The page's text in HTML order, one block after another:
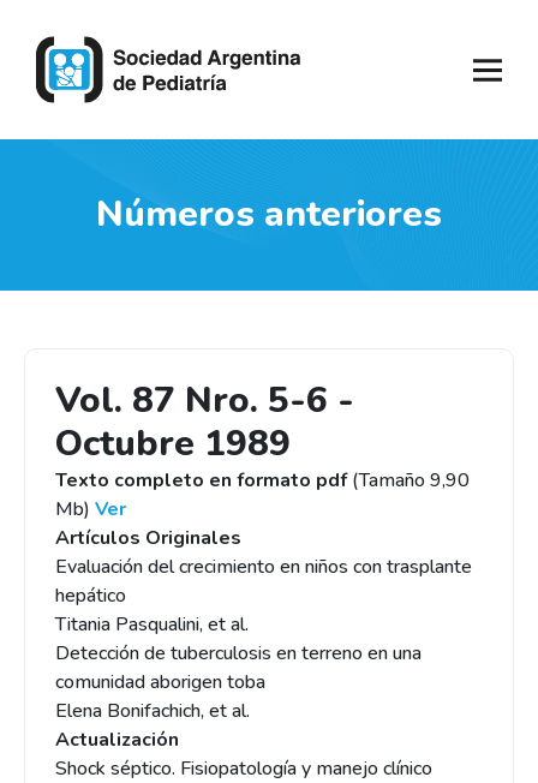
Números anteriores
Vol. 87 Nro. 5-6 -
Octubre 1989
Texto completo en formato pdf(Tamaño 9,90
Mb) Ver
Artículos Originales
Evaluación del crecimiento en niños con trasplante
hepático
Titania Pasqualini, et al.
Detección de tuberculosis en terreno en una
comunidad aborigen toba
Elena Bonifachich, et al.
Actualización
Shock séptico. Fisiopatología y manejo clínico